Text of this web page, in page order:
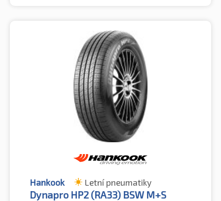
Hankook Letní pneumatiky
Dynapro HP2 (RA33) BSW M+S